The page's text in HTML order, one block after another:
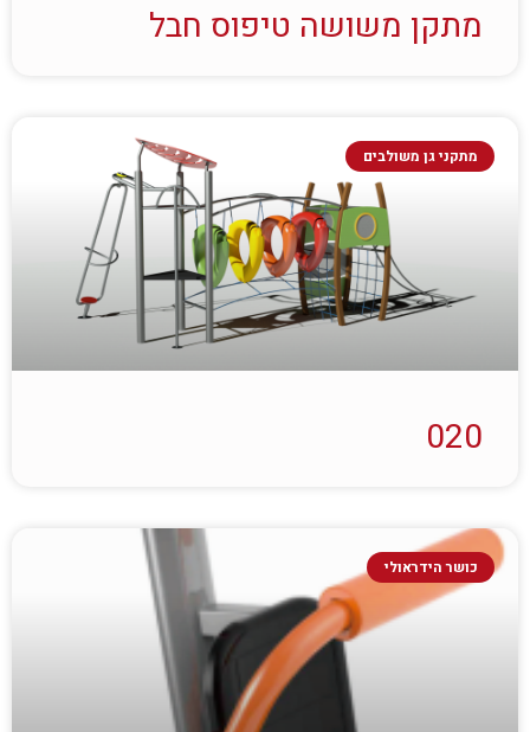
מתקן משושה טיפוס חבל
מתקני גן משולבים
020
כושר הידראולי